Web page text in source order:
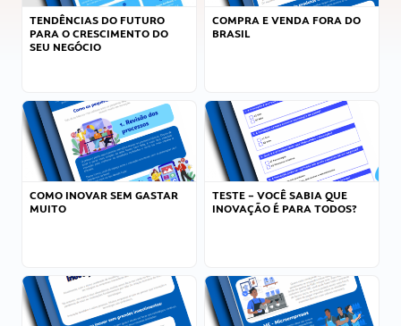
TENDÊNCIAS DO FUTURO
PARA O CRESCIMENTO DO
SEU NEGÓCIO
COMPRA E VENDA FORA DO
BRASIL
COMO INOVAR SEM GASTAR
MUITO
TESTE – VOCÊ SABIA QUE
INOVAÇÃO É PARA TODOS?